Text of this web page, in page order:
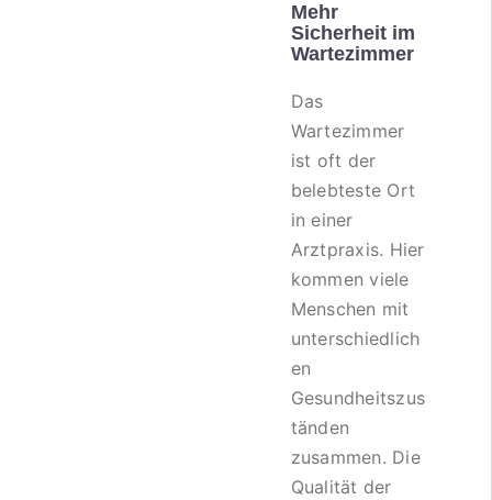
Mehr
Sicherheit im
Wartezimmer
Das
Wartezimmer
ist oft der
belebteste Ort
in einer
Arztpraxis. Hier
kommen viele
Menschen mit
unterschiedlich
en
Gesundheitszus
tänden
zusammen. Die
Qualität der